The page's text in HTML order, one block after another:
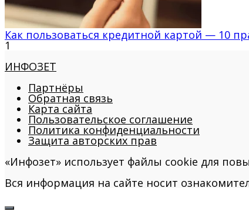
Как пользоваться кредитной картой — 10
1
ИНФОЗЕТ
Партнёры
Обратная связь
Карта сайта
Пользовательское соглашение
Политика конфиденциальности
Защита авторских прав
«Инфозет» использует файлы cookie для
Вся информация на сайте носит